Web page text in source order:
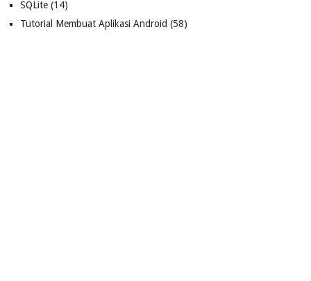
SQLite(14)
Tutorial Membuat Aplikasi Android (58)